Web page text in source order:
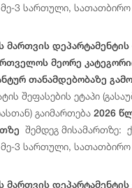
3 სართული,
დეპარტამენტის
მეორე
თანამდებობაზე
შეფასების ეტაპი
გაიმართება 2026
შემდეგ მისამართზე:
3 სართული,
მართვის